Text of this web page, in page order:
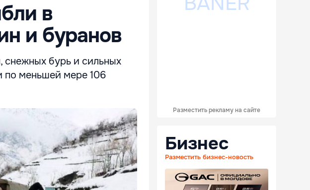
в
и буранов
бурь и сильных
по меньшей мере 106
Разместить рекламу на сайте
Бизнес
Разместить бизнес-новость